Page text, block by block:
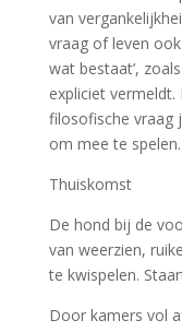
van
vraag of leven
wat bestaat’,
expliciet
filosofische vraag
om mee te spelen.
Thuiskomst
De hond bij de
van weerzien,
te kwispelen.
Door kamers vol